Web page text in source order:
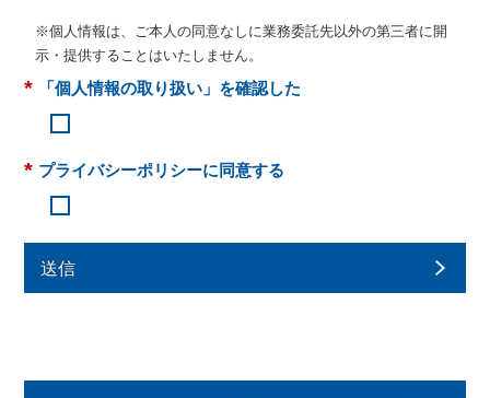
※個人情報は、ご本人の同意なしに業務委託先以外の第三者に開
示・提供することはいたしません。
* 「個人情報の取り扱い」を確認した
* プライバシーポリシーに同意する
送信